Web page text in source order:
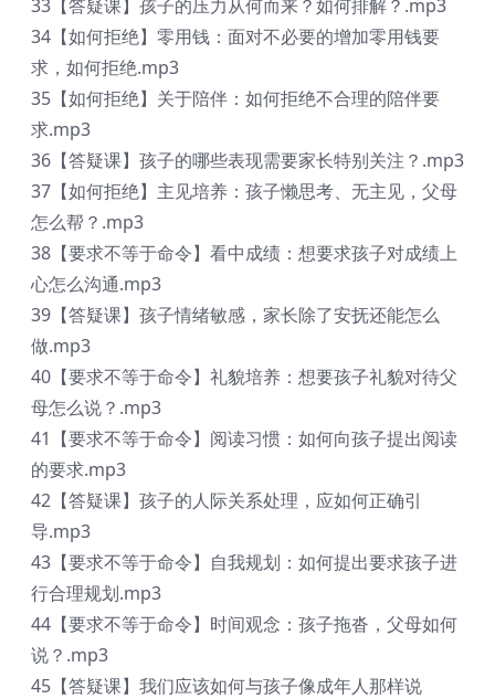
33【答疑课】孩子的压力从何而来？如何排解？.mp3
34【如何拒绝】零用钱：面对不必要的增加零用钱要
求，如何拒绝.mp3
35【如何拒绝】关于陪伴：如何拒绝不合理的陪伴要
求.mp3
36【答疑课】孩子的哪些表现需要家长特别关注？.mp3
37【如何拒绝】主见培养：孩子懒思考、无主见，父母
怎么帮？.mp3
38【要求不等于命令】看中成绩：想要求孩子对成绩上
心怎么沟通.mp3
39【答疑课】孩子情绪敏感，家长除了安抚还能怎么
做.mp3
40【要求不等于命令】礼貌培养：想要孩子礼貌对待父
母怎么说？.mp3
41【要求不等于命令】阅读习惯：如何向孩子提出阅读
的要求.mp3
42【答疑课】孩子的人际关系处理，应如何正确引
导.mp3
43【要求不等于命令】自我规划：如何提出要求孩子进
行合理规划.mp3
44【要求不等于命令】时间观念：孩子拖沓，父母如何
说？.mp3
45【答疑课】我们应该如何与孩子像成年人那样说